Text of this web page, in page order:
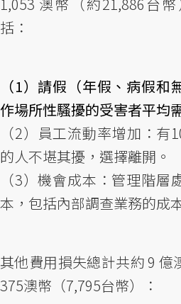
括：
（1）請假（年假、病假
作場所性騷擾的受害者平均
（2）員工流動率增加：
的人不堪其擾，選擇離開。
（3）機會成本：管理階
本，包括內部調查業務的成
其他費用損失總計共約 9
375澳幣（7,795台幣）：